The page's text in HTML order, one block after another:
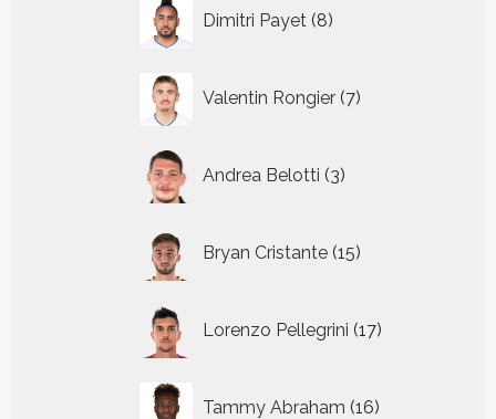
Dimitri Payet 8
producten
Valentin Rongier 7
producten
Andrea Belotti 3
producten
Bryan Cristante 15
producten
Lorenzo Pellegrini 17
producten
Tammy Abraham 16